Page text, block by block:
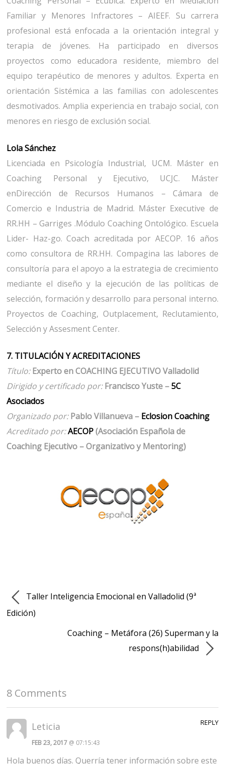
Familiar y Menores Infractores – AIEEF. Su carrera
profesional está enfocada a la orientación integral y
terapia de jóvenes. Ha participado en diversos
proyectos como educadora residente, miembro del
equipo terapéutico de menores y adultos. Experta en
orientación Sistémica a las familias con adolescentes
desmotivados. Amplia experiencia en trabajo social, con
menores en riesgo de exclusión social.
Lola Sánchez
Licenciada en Psicología Industrial, UCM. Máster en
Coaching Personal y Ejecutivo, UCJC. Máster
enDirección de Recursos Humanos – Cámara de
Comercio e Industria de Madrid. Máster Executive de
RR.HH – Garriges .Módulo Coaching Ontológico. Escuela
Lider- Haz-go. Coach acreditada por AECOP. 16 años
como consultora de RR.HH. Compagina las labores de
consultoría para el apoyo a la estrategia de crecimiento
mediante el diseño y la ejecución de las políticas de
selección, formación y desarrollo para personal interno.
Proyectos de Coaching, Outplacement, Reclutamiento,
Selección y Assesment Center.
7. TITULACIÓN Y ACREDITACIONES
Título: Experto en COACHING EJECUTIVO Valladolid
Dirigido y certificado por: Francisco Yuste –5C
Asociados
Organizado por:Pablo Villanueva – Eclosion Coaching
Acreditado por:AECOP(Asociación Española de
Coaching Ejecutivo – Organizativo y Mentoring)
Taller Inteligencia Emocional en Valladolid (9ª
Edición)
Coaching – Metáfora (26) Superman y la
respons(h)abilidad
8 Comments
Leticia
FEB 23, 2017 @ 07:15:43
Hola buenos días. Querría tener información sobre este
REPLY